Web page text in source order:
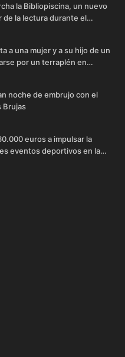
la Bibliopiscina, un nuevo
de la lectura durante el
a una mujer y a su hijo de un
por un terraplén en
noche de embrujo con el
Brujas
euros a impulsar la
eventos deportivos en la